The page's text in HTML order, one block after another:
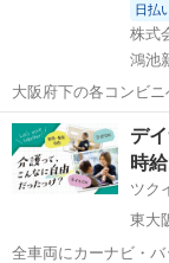
日払
株式
鴻池
大阪府下の各コンビ
程）を配送します。★ ▼△ 日収例 △▼ 10,100円～12,100円
▼△ 月収例 △▼ 171,000円～
者...
大阪 東大阪市
デ
時
ツク
東大
全車両にカーナビ・バ